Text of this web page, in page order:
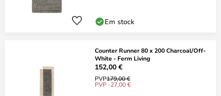
Em stock
Counter Runner 80 x 200 Charcoal/Off-
White - Ferm Living
152,00 €
PVP179,00 €
PVP -27,00 €